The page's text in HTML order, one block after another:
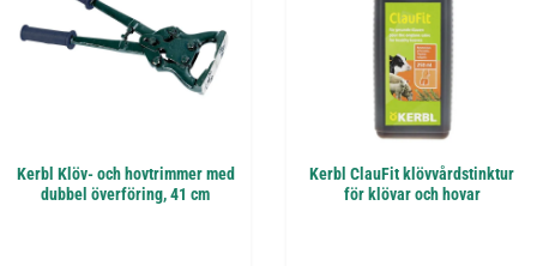
Kerbl Klöv- och hovtrimmer med
dubbel överföring, 41 cm
Kerbl ClauFit klövvårdstinktur
för klövar och hovar